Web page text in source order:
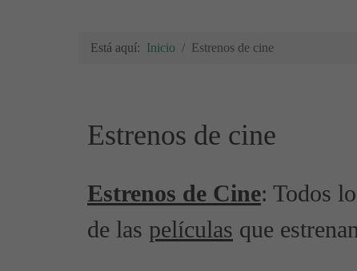
Está aquí: Inicio Estrenos de cine
Estrenos de cine
Estrenos de Cine: Todos
de las películas que